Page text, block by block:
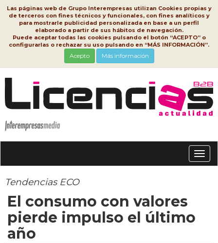
Las páginas web de Grupo Interempresas utilizan Cookies propias y
de terceros con fines técnicos y funcionales, con fines analíticos y
para mostrarle publicidad personalizada en base a un perfil
elaborado a partir de sus hábitos de navegación.
Puede aceptar todas las cookies pulsando el botón “ACEPTO” o
configurarlas o rechazar su uso pulsando en “MÁS INFORMACIÓN”.
Acepto Más información
Tendencias ECO
El consumo con valores
pierde impulso el último
año